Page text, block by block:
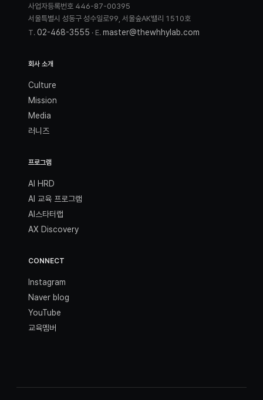
지금 더와이랩과 함께 시작하세요.
사업자등록번호 446-87-00395
서울특별시 성동구 성수일로99, 서울숲AK밸리 1510호
T. 02-468-3555 · E. master@thewhhylab.com
회사 소개
Culture
Mission
Media
러니즈
프로그램
AI HRD
AI 교육 프로그램
AI스타터랩
AX Discovery
CONNECT
Instagram
Naver blog
YouTube
교육멤버